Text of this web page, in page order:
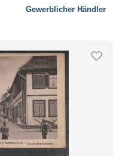
Gewerblicher Händler